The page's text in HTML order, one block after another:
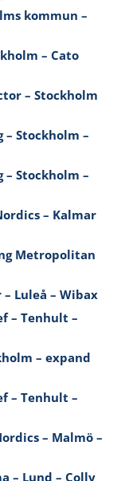
kommun –
– Cato
– Stockholm
Stockholm –
Stockholm –
– Kalmar
Metropolitan
Luleå – Wibax
– Tenhult –
– expand
– Tenhult –
– Malmö –
– Lund – Colly